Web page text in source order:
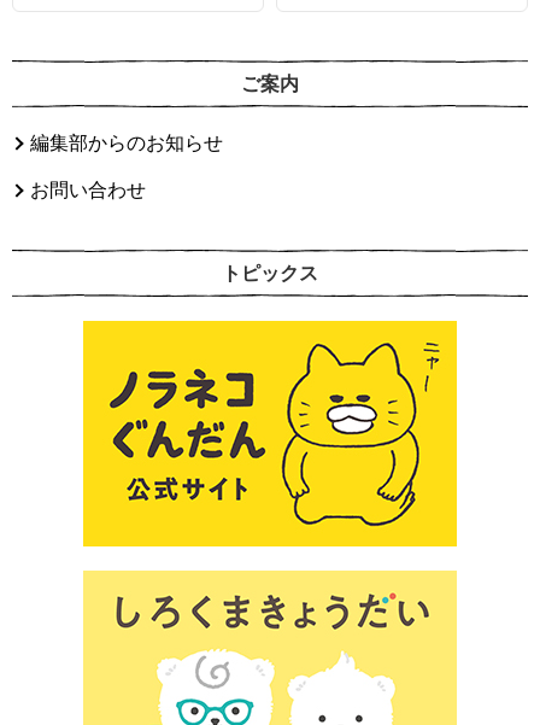
ご案内
編集部からのお知らせ
お問い合わせ
トピックス